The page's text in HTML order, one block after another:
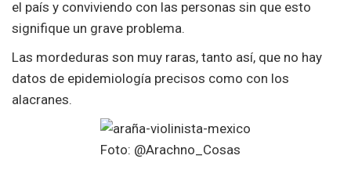
el país y conviviendo con las personas sin que esto
signifique un grave problema.
Las mordeduras son muy raras, tanto así, que no hay
datos de epidemiología precisos como con los
alacranes.
Foto: @Arachno_Cosas